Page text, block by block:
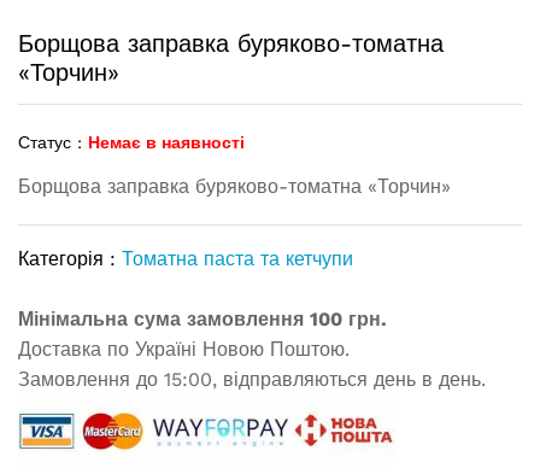
Борщова заправка буряково-томатна
«Торчин»
Статус : Немає в наявності
Борщова заправка буряково-томатна «Торчин»
Категорія : Томатна паста та кетчупи
Мінімальна сума замовлення 100 грн.
Доставка по Україні Новою Поштою.
Замовлення до 15:00, відправляються день в день.